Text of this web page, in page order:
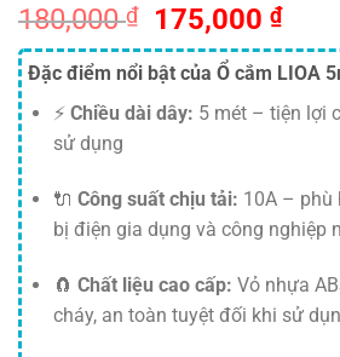
180,000₫
Giá
gốc
là:
180,000 ₫.
175,000₫Giá
hiện
tại
là:
Đặc điểm nổi bật của Ổ cắm LIOA
⚡ Chiều dài dây: 5 mét – tiện lợi
sử dụng
🔌 Công suất chịu tải: 10A – phù
bị điện gia dụng và công nghiệp
🧲 Chất liệu cao cấp: Vỏ nhựa
cháy, an toàn tuyệt đối khi sử